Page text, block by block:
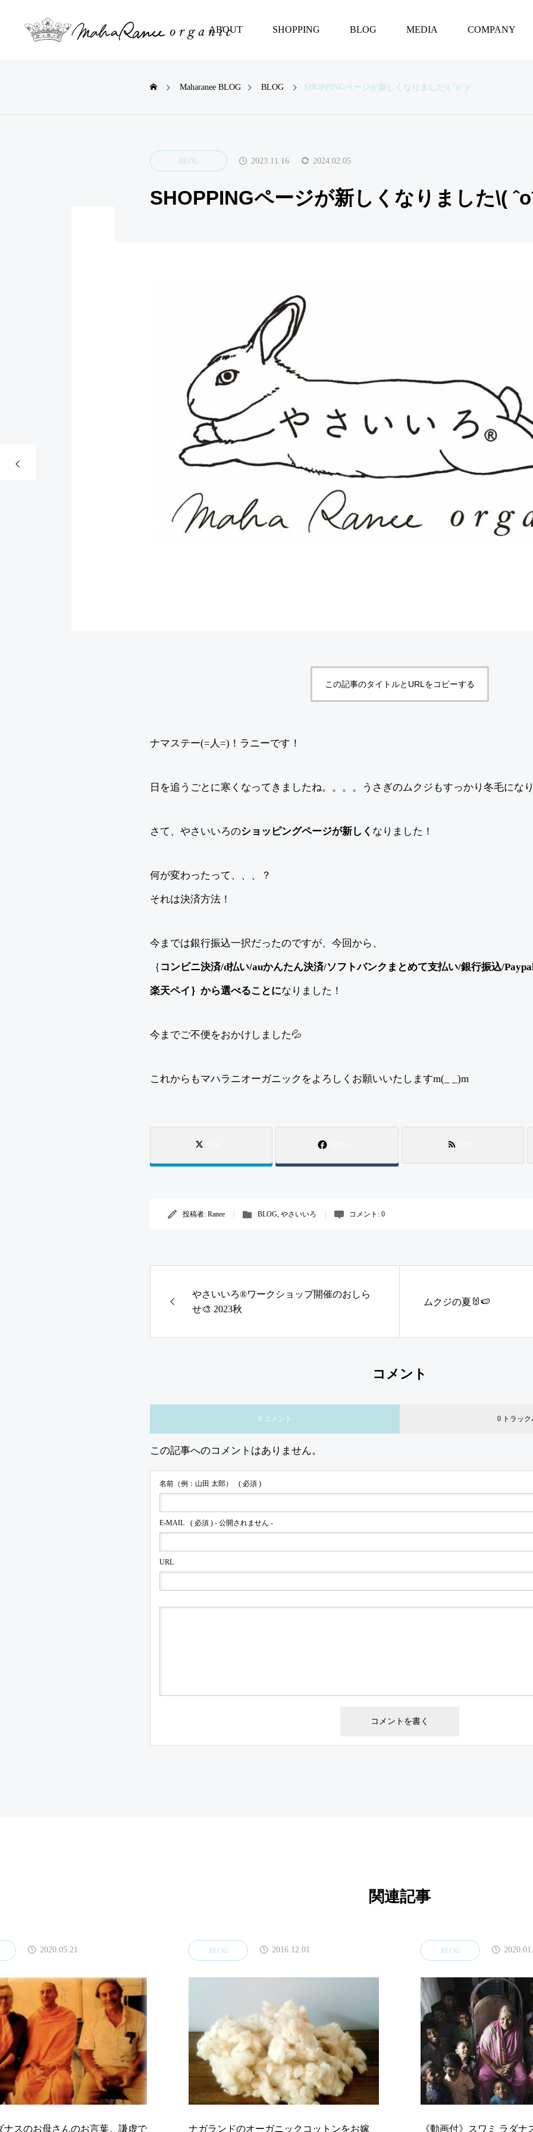
ABOUT SHOPPING BLOG MEDIA COMPANY
７の
BLOG
2,000人の子どもたち
て確信。どの子にも
来る「超アーティス
BLOG
インドのふしぎな
Maharanee BLOG BLOG SHOPPINGページが新しくなりました\( ˆoˆ )/
BLOG 2023.11.16 2024.02.05
SHOPPINGページが新しくなりました\(
この記事のタイトルとURLをコピーする
ナマステー(=人=)！ラニーです！
日を追うごとに寒くなってきましたね。。。。うさぎのムクジもすっかり冬毛にな
さて、やさいいろのショッピングページが新しく なりました！
何が変わったって、、、？
それは決済方法！
今までは銀行振込一択だったのですが、今回から、
｛ コンビニ決済/d払い/auかんたん決済/ソフトバンクまとめて支払い/銀行振込/
楽天ペイ｝から選べることになりました！
今までご不便をおかけしました💦
これからもマハラニオーガニックをよろしくお願いいたしますm(_ _)m
投稿者: Ranee BLOG, やさいいろ コメント: 0
やさいいろ®︎ワークショップ開催のおしら
せ🎨 2023秋
ムクジの夏🐰🍉
コメント
0 コメント 0 トラック
この記事へのコメントはありません。
名前（例：山田 太郎） ( 必須 )
E-MAIL ( 必須 ) - 公開されません -
URL
関連記事
2020.05.21
ナスのお母さんのお言葉。謙虚で
BLOG 2016.12.01
ナガランドのオーガニックコットンをお嫁
BLOG
《動画付》スワミ ラダ